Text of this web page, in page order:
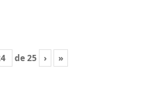
de25 › »